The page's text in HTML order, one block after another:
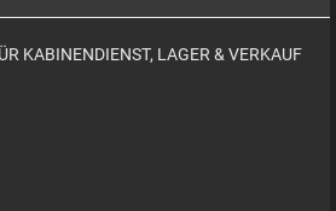
KABINENDIENST, LAGER & VERKAUF